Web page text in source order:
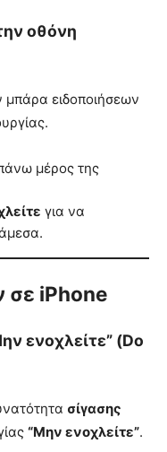
οθόνη
μπάρα ειδοποιήσεων
μέρος της
για να
σε iPhone
ενοχλείτε” (Do
σίγασης
“Μην ενοχλείτε”.